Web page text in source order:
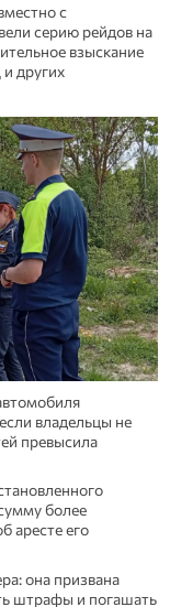
с
серию рейдов на
взыскание
других
владельцы не
превысила
более
аресте его
она призвана
штрафы и погашать